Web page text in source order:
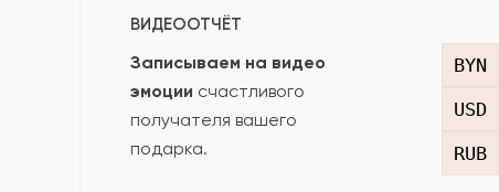
BYN
USD
RUB
ВИДЕООТЧЁТ
Записываем на видео
эмоции счастливого
получателя вашего
подарка.